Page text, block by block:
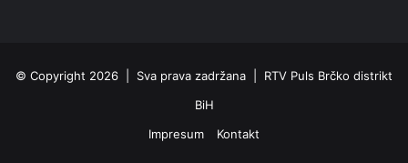
© Copyright 2026 | Sva prava zadržana | RTV Puls Brčko distrikt
BiH
Impresum
Kontakt